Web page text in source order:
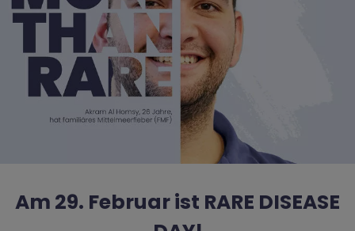
Am 29. Februar ist RARE DISEASE